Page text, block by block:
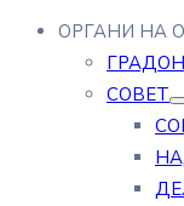
ОРГАНИ НА
СОВЕТ